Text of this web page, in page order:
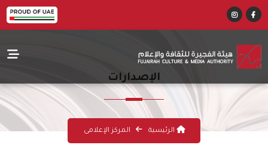
الإصدارات
الرئيسية المركز الإعلامى